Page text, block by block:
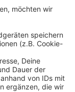
jetzt